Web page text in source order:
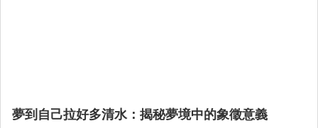
夢到自己拉好多清水：揭秘夢境中的象徵意義